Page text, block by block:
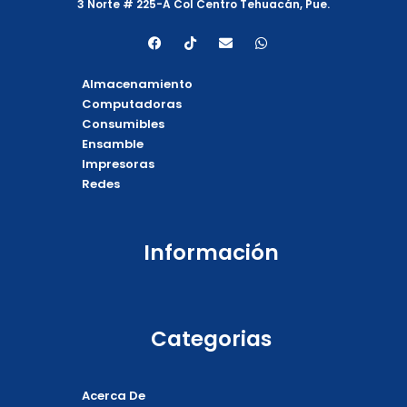
3 Norte # 225-A Col Centro Tehuacán, Pue.
F
a
e
b
o
k
T
i
o
E
n
W
h
Almacenamiento
Computadoras
Consumibles
Ensamble
Impresoras
Redes
Información
Categorias
Acerca De